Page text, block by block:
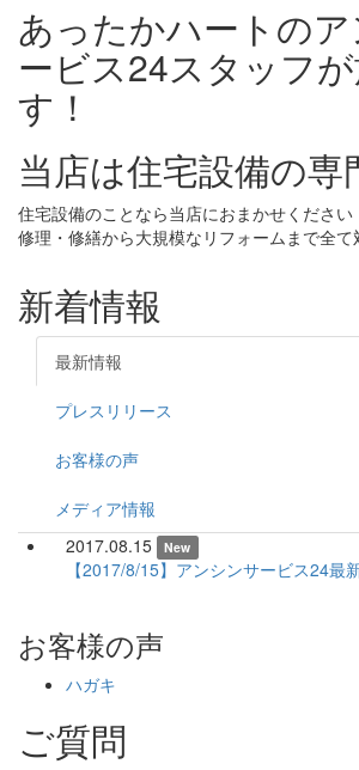
あったかハートの
ービス24スタッフ
す！
当店は住宅設備の専
住宅設備のことなら当店におまかせくださ
修理・修繕から大規模なリフォームまで全て
新着情報
最新情報
プレスリリース
お客様の声
メディア情報
2017.08.15
New
【2017/8/15】アンシンサービス24最
お客様の声
ハガキ
ご質問